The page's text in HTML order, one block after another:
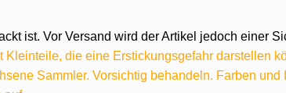
ist. Vor Versand wird der Artikel jedoch einer
die eine Erstickungsgefahr darstellen
Sammler. Vorsichtig behandeln. Farben